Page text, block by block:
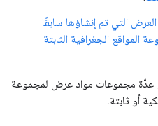
التي تم إنشاؤها سابقًا
الجغرافية الثابتة
عدّة مجموعات مواد عرض لمجموعة
أو ثابتة.